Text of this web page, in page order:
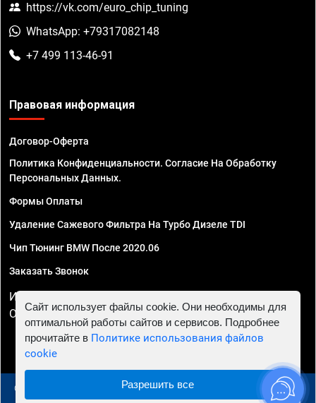
https://vk.com/euro_chip_tuning
WhatsApp: +79317082148
+7 499 113-46-91
Правовая информация
Договор-Оферта
Политика Конфиденциальности. Согласие На Обработку
Персональных Данных.
Формы Оплаты
Удаление Сажевого Фильтра На Турбо Дизеле TDI
Чип Тюнинг BMW После 2020.06
Заказать Звонок
ИП Смирнов Георгий Павлович. ИНН 781302555843,
ОГРНИП 324470400032610
© 2010 - 2026 Чип тюнинг в Москве и МО - Автосервис
Сайт использует файлы cookie. Они необходимы для
оптимальной работы сайтов и сервисов. Подробнее
прочитайте в Политике использования файлов
cookie
Разрешить все